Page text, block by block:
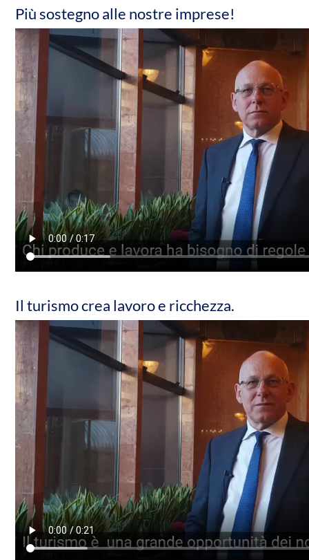
Più sostegno alle nostre imprese!
Il turismo crea lavoro e ricchezza.